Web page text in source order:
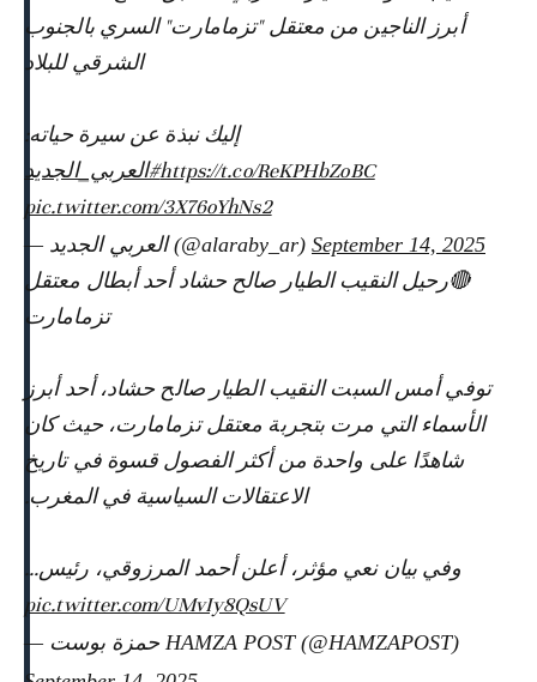
أبرز الناجين من معتقل "تزمامارت" السري بالجنوب
الشرقي للبلاد
إليك نبذة عن سيرة حياته:
https://t.co/ReKPHbZoBC#العربي_الجديد
pic.twitter.com/3X76oYhNs2
— العربي الجديد (@alaraby_ar) September 14, 2025
🔴رحيل النقيب الطيار صالح حشاد أحد أبطال معتقل
تزمامارت
توفي أمس السبت النقيب الطيار صالح حشاد، أحد أبرز
الأسماء التي مرت بتجربة معتقل تزمامارت، حيث كان
شاهدًا على واحدة من أكثر الفصول قسوة في تاريخ
الاعتقالات السياسية في المغرب.
وفي بيان نعي مؤثر، أعلن أحمد المرزوقي، رئيس…
pic.twitter.com/UMvIy8QsUV
— حمزة بوست HAMZA POST (@HAMZAPOST)